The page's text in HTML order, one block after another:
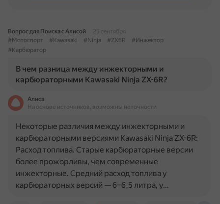
Вопрос для Поиска с Алисой
25 сентября
#Мотоспорт
#Kawasaki #Ninja #ZX6R
#Инжектор
#Карбюратор
В чем разница между инжекторными и
карбюраторными Kawasaki Ninja ZX-6R?
Алиса
На основе источников, возможны неточности
Некоторые различия между инжекторными и
карбюраторными версиями Kawasaki Ninja ZX-6R:
Расход топлива. Старые карбюраторные версии
более прожорливы, чем современные
инжекторные. Средний расход топлива у
карбюраторных версий — 6–6,5 литра, у…